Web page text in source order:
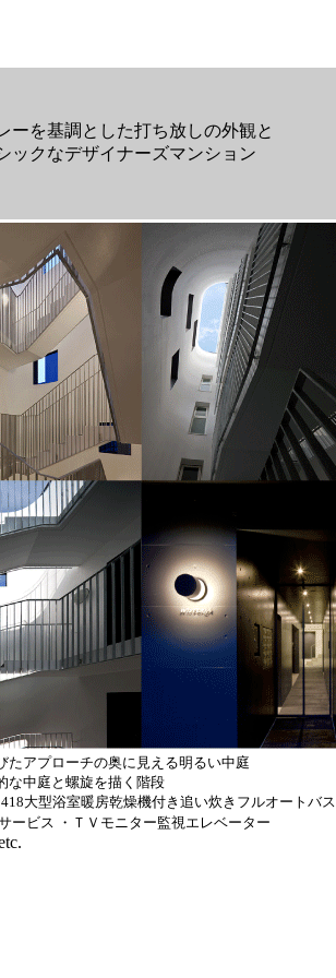
ーを基調とした打ち放しの外観と
ックなデザイナーズマンション
アプローチの奥に見える明るい中庭
な中庭と螺旋を描く階段
大型浴室暖房乾燥機付き追い炊きフルオートバス
ービス ・ＴＶモニター監視エレベーター